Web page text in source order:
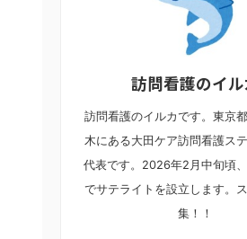
訪問看護のイル
訪問看護のイルカです。東京
木にある大田ケア訪問看護ス
代表です。2026年2月中旬頃
でサテライトを設立します。
集！！